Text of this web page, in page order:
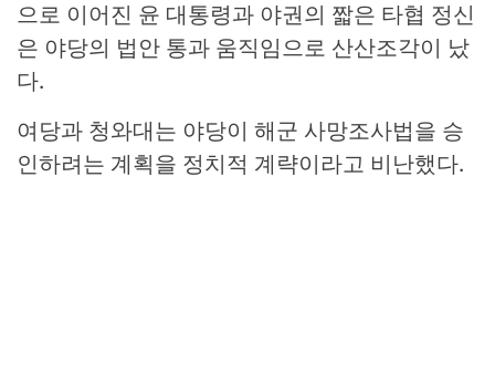
으로 이어진 윤 대통령과 야권의 짧은 타협 정신
은 야당의 법안 통과 움직임으로 산산조각이 났
다.
여당과 청와대는 야당이 해군 사망조사법을 승
인하려는 계획을 정치적 계략이라고 비난했다.